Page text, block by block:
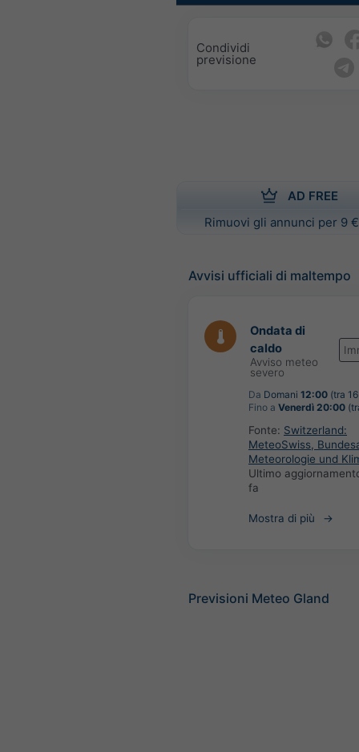
Condividi
previsione
AD FREE
Rimuovi gli annunci per 9
Avvisi ufficiali di maltempo
Ondata di
caldo
Avviso meteo
severo
Da Domani 12:00 (tra
Fino a Venerdì 20:00
Fonte: Switzerland:
MeteoSwiss,
Meteorologie und
Ultimo
fa
Mostra di più
Previsioni Meteo Gland